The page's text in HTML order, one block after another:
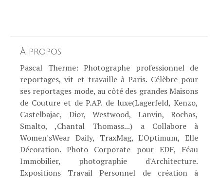
À propos
Pascal Therme: Photographe professionnel de
reportages, vit et travaille à Paris. Célèbre pour
ses reportages mode, au côté des grandes Maisons
de Couture et de P.AP. de luxe(Lagerfeld, Kenzo,
Castelbajac, Dior, Westwood, Lanvin, Rochas,
Smalto, ,Chantal Thomass...) a Collabore à
Women'sWear Daily, TraxMag, L'Optimum, Elle
Décoration. Photo Corporate pour EDF, Féau
Immobilier, photographie d'Architecture.
Expositions Travail Personnel de création à